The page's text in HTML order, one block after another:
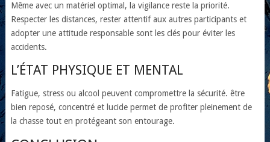
Même avec un matériel optimal, la vigilance reste la priorité.
Respecter les distances, rester attentif aux autres participants et
adopter une attitude responsable sont les clés pour éviter les
accidents.
L’ÉTAT PHYSIQUE ET MENTAL
Fatigue, stress ou alcool peuvent compromettre la sécurité. être
bien reposé, concentré et lucide permet de profiter pleinement de
la chasse tout en protégeant son entourage.